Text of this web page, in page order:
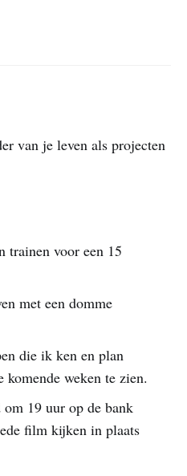
van je leven als projecten
trainen voor een 15
met een domme
die ik ken en plan
komende weken te zien.
19 uur op de bank
film kijken in plaats